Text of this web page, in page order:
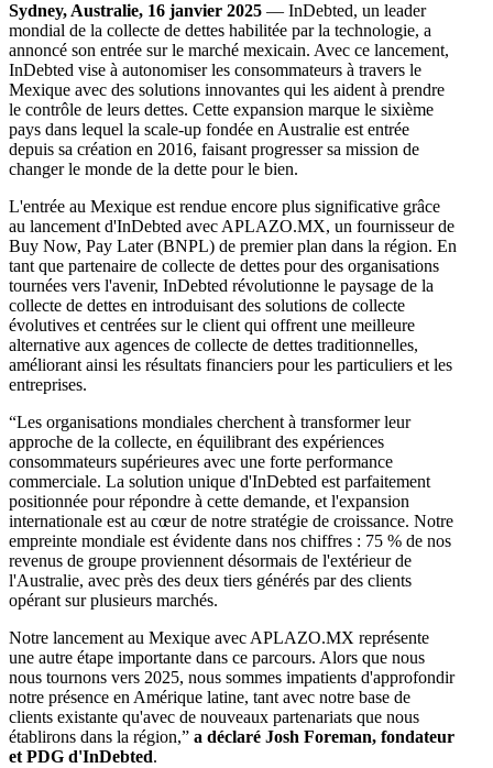
Sydney, Australie, 16 janvier 2025 — InDebted, un leader
mondial de la collecte de dettes habilitée par la technologie, a
annoncé son entrée sur le marché mexicain. Avec ce lancement,
InDebted vise à autonomiser les consommateurs à travers le
Mexique avec des solutions innovantes qui les aident à prendre
le contrôle de leurs dettes. Cette expansion marque le sixième
pays dans lequel la scale-up fondée en Australie est entrée
depuis sa création en 2016, faisant progresser sa mission de
changer le monde de la dette pour le bien.
L'entrée au Mexique est rendue encore plus significative grâce
au lancement d'InDebted avec APLAZO.MX, un fournisseur de
Buy Now, Pay Later (BNPL) de premier plan dans la région. En
tant que partenaire de collecte de dettes pour des organisations
tournées vers l'avenir, InDebted révolutionne le paysage de la
collecte de dettes en introduisant des solutions de collecte
évolutives et centrées sur le client qui offrent une meilleure
alternative aux agences de collecte de dettes traditionnelles,
améliorant ainsi les résultats financiers pour les particuliers et les
entreprises.
“Les organisations mondiales cherchent à transformer leur
approche de la collecte, en équilibrant des expériences
consommateurs supérieures avec une forte performance
commerciale. La solution unique d'InDebted est parfaitement
positionnée pour répondre à cette demande, et l'expansion
internationale est au cœur de notre stratégie de croissance. Notre
empreinte mondiale est évidente dans nos chiffres : 75 % de nos
revenus de groupe proviennent désormais de l'extérieur de
l'Australie, avec près des deux tiers générés par des clients
opérant sur plusieurs marchés.
Notre lancement au Mexique avec APLAZO.MX représente
une autre étape importante dans ce parcours. Alors que nous
nous tournons vers 2025, nous sommes impatients d'approfondir
notre présence en Amérique latine, tant avec notre base de
clients existante qu'avec de nouveaux partenariats que nous
établirons dans la région,” a déclaré Josh Foreman, fondateur
et PDG d'InDebted.